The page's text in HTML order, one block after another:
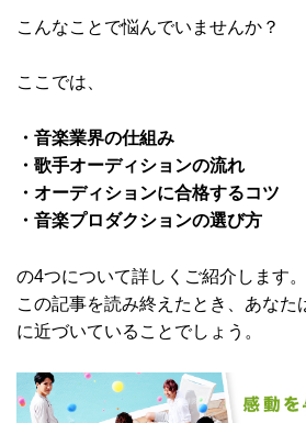
こんなことで悩んでいませんか？
ここでは、
・音楽業界の仕組み
・歌手オーディションの流れ
・オーディションに合格するコツ
・音楽プロダクションの選び方
の4つについて詳しくご紹介します。
この記事を読み終えたとき、あなた
に近づいていることでしょう。